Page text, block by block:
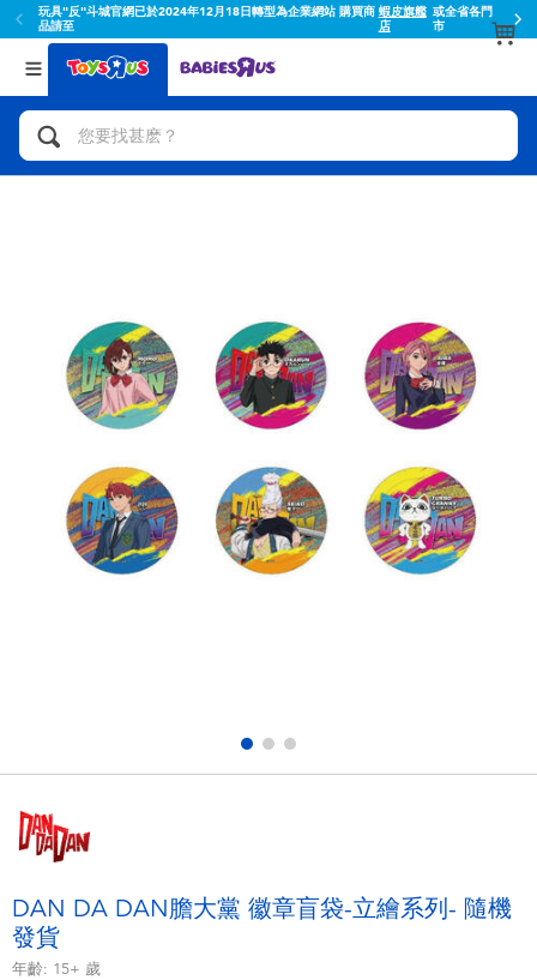
玩具"反"斗城官網已於2024年12月18日轉型為企業網站 購買商
品請至
蝦皮旗艦
店
或全省各門
市
返回
分類目錄
人氣英雄,角色扮演,射擊玩具
玩具車,貨車,火車及遙控系列
手工藝,文具,蠟筆,泥膠,畫板
娃娃, 芭比,收藏公仔
電子玩具
毛毛公仔玩具
返回
品牌
Toy Story玩具總動員
Fuggler
Miniso名創優品
playpop
LEGO樂高
DAN DA DAN膽大黨 徽章盲袋-立繪系列- 隨機
發貨
年齡: 15+ 歲